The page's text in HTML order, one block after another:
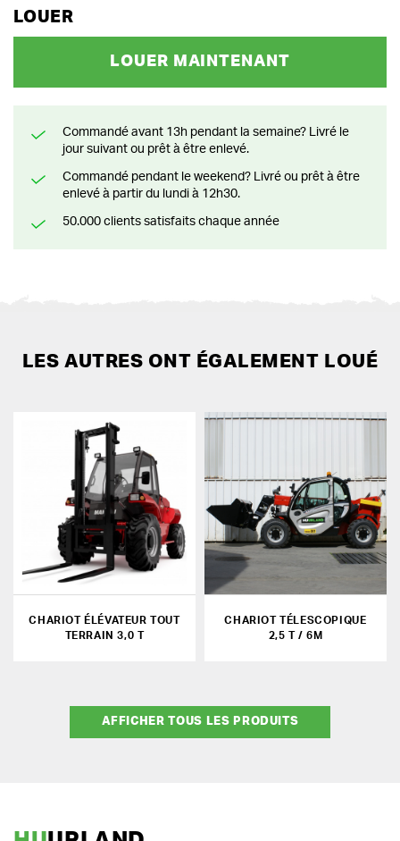
LOUER
LOUER MAINTENANT
Commandé avant 13h pendant la semaine? Livré le
jour suivant ou prêt à être enlevé.
Commandé pendant le weekend? Livré ou prêt à être
enlevé à partir du lundi à 12h30.
50.000 clients satisfaits chaque année
LES AUTRES ONT ÉGALEMENT LOUÉ
CHARIOT ÉLÉVATEUR TOUT
TERRAIN 3,0 T
CHARIOT TÉLESCOPIQUE
2,5 T / 6M
AFFICHER TOUS LES PRODUITS